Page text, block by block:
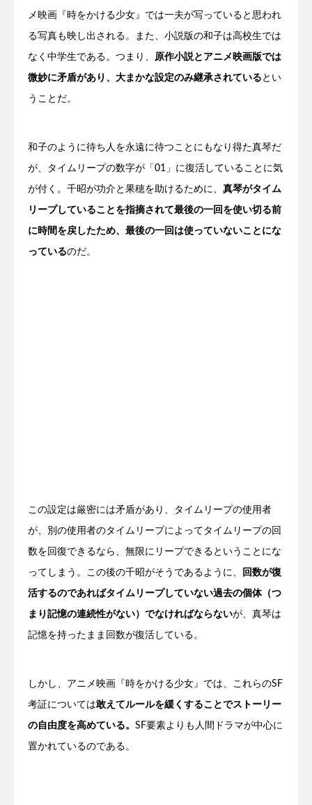
メ映画『時をかける少女』では一夫が写っていると思われ
る写真も映し出される。また、小説版の和子は高校生では
なく中学生である。つまり、 原作小説とアニメ映画版では
微妙に矛盾があり、大まかな設定のみ継承されている とい
うことだ。
和子のように待ち人を永遠に待つことにもなり得た真琴だ
が、タイムリープの数字が「01」に復活していることに気
が付く。千昭が功介と果穂を助けるために、 真琴がタイム
リープしていることを指摘されて最後の一回を使い切る前
に時間を戻したため、最後の一回は使っていないことにな
っているのだ。
この設定は厳密には矛盾があり、タイムリープの使用者
が、別の使用者のタイムリープによってタイムリープの回
数を回復できるなら、無限にリープできるということにな
ってしまう。この後の千昭がそうであるように、 回数が復
活するのであればタイムリープしていない過去の個体（つ
まり記憶の連続性がない）でなければならないが、真琴は
記憶を持ったまま回数が復活している。
しかし、アニメ映画『時をかける少女』では、これらのSF
考証については敢えてルールを緩くすることでストーリー
の自由度を高めている。 SF要素よりも人間ドラマが中心に
置かれているのである。